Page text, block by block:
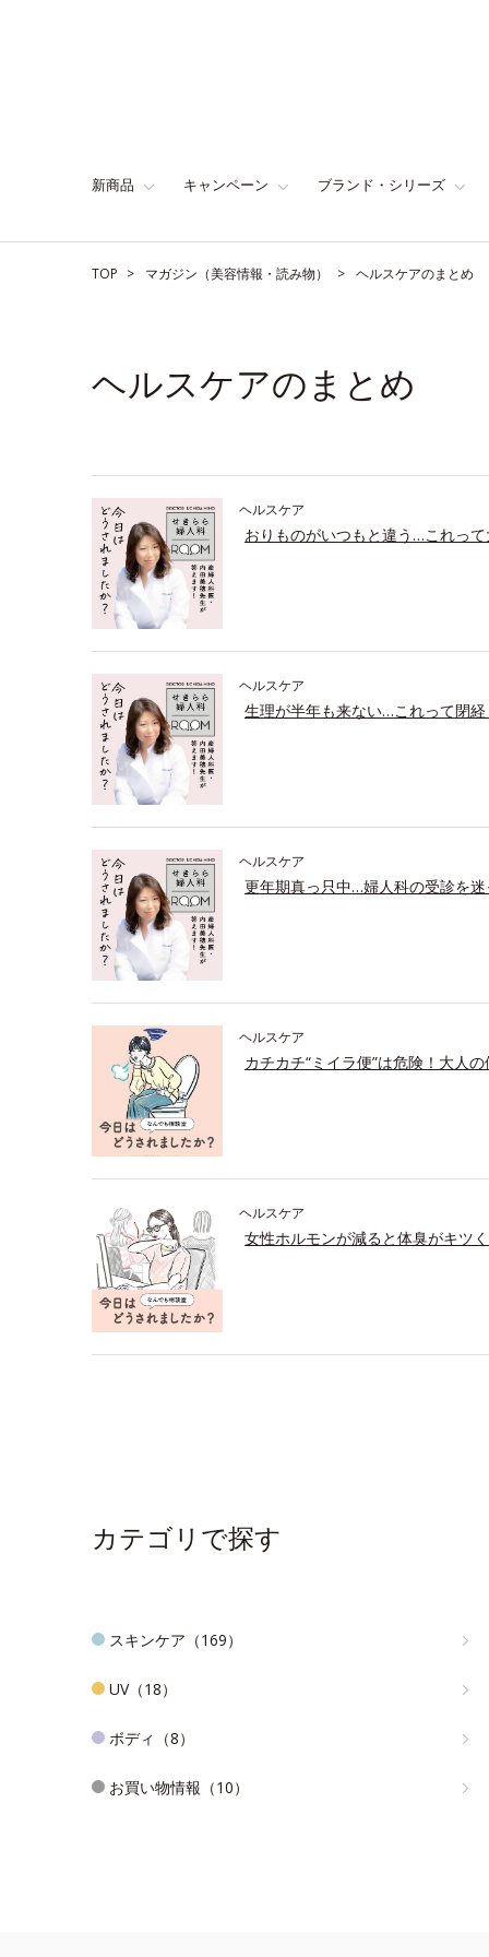
新商品 キャンペーン ブランド・シリーズ
TOP マガジン（美容情報・読み物） ヘルスケアのまとめ
ヘルスケアのまとめ
ヘルスケア
おりものがいつもと違う…これっ
ヘルスケア
生理が半年も来ない…これって閉経
ヘルスケア
更年期真っ只中…婦人科の受診を
ヘルスケア
カチカチ“ミイラ便”は危険！大人
ヘルスケア
女性ホルモンが減ると体臭がキツ
カテゴリで探す
スキンケア（169）
UV（18）
ボディ（8）
お買い物情報（10）